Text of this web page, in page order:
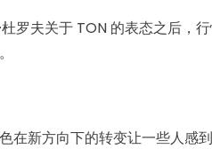
杜罗夫关于 TON 的表态之后
在新方向下的转变让一些人感